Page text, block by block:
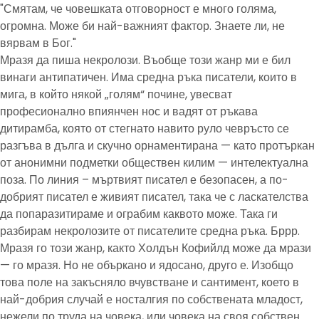
"Смятам, че човешката отговорност е много голяма,
огромна. Може би най-важният фактор. Знаете ли, не
вярвам в Бог."
Мразя да пиша некролози. Въобще този жанр ми е бил
винаги антипатичен. Има средна ръка писатели, които в
мига, в който някой „голям“ почине, увесват
професионално впиянчен нос и вадят от ръкава
дитирамба, която от стегнато навито руло чевръсто се
разгъва в дълга и скучно орнаментирана — като протъркан
от анонимни подметки обществен килим — интелектуална
поза. По линия – мъртвият писател е безопасен, а по-
добрият писател е живият писател, така че с ласкателства
да попаразитираме и ограбим каквото може. Така ги
разбирам некролозите от писателите средна ръка. Бррр.
Мразя го този жанр, както Холдън Кофийлд може да мрази
— го мразя. Но не объркано и ядосано, друго е. Изобщо
това поле на закъсняло вчувстване и сантимент, което в
най-добрия случай е носталгия по собствената младост,